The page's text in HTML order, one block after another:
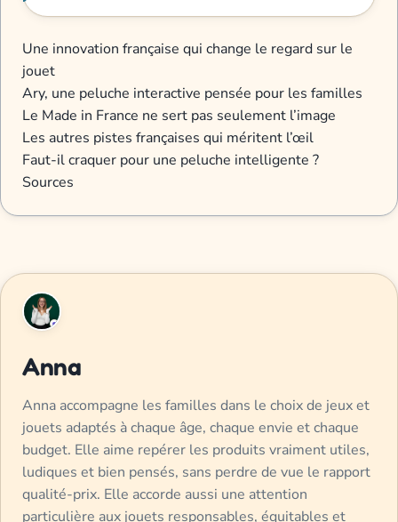
Une innovation française qui change le regard sur le
jouet
Ary, une peluche interactive pensée pour les familles
Le Made in France ne sert pas seulement l’image
Les autres pistes françaises qui méritent l’œil
Faut-il craquer pour une peluche intelligente ?
Sources
Anna
Anna accompagne les familles dans le choix de jeux et
jouets adaptés à chaque âge, chaque envie et chaque
budget. Elle aime repérer les produits vraiment utiles,
ludiques et bien pensés, sans perdre de vue le rapport
qualité-prix. Elle accorde aussi une attention
particulière aux jouets responsables, équitables et